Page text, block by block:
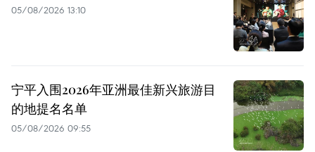
05/08/2026 13:10
宁平入围2026年亚洲最佳新兴旅游目
的地提名名单
05/08/2026 09:55